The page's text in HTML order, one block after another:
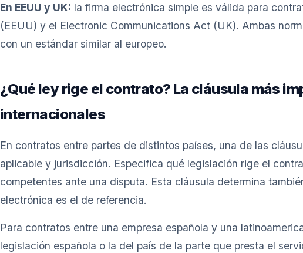
En EEUU y UK: la firma electrónica simple es válida para
(EEUU) y el Electronic Communications Act (UK). Ambas
con un estándar similar al europeo.
¿Qué ley rige el contrato? La cláusula más
internacionales
En contratos entre partes de distintos países, una de las
aplicable y jurisdicción. Especifica qué legislación rige el
competentes ante una disputa. Esta cláusula determina
electrónica es el de referencia.
Para contratos entre una empresa española y una
legislación española o la del país de la parte que presta el